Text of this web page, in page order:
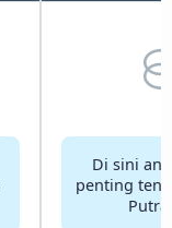
Di sini
penting